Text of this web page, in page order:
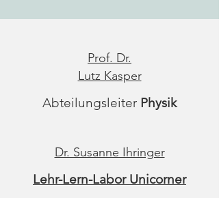
Prof. Dr.
Lutz Kasper
Abteilungsleiter Physik
Dr. Susanne Ihringer
Lehr-Lern-Labor Unicorner